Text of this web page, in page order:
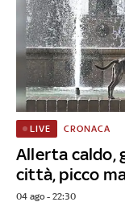
Allerta caldo,
città, picco
LIVE CRONACA
04 ago - 22:30